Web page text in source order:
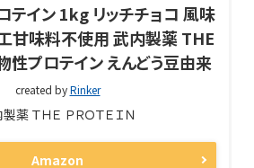
テイン 1kg リッチチョコ 風味
甘味料不使用 武内製薬 THE
性プロテイン えんどう豆由来
created byRinker
薬 ＴＨＥ ＰＲＯＴＥＩＮ
Amazon